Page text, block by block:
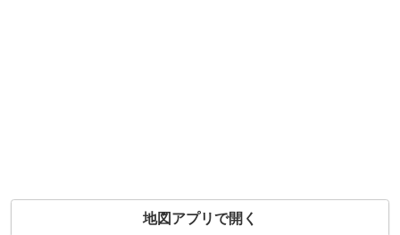
地図アプリで開く